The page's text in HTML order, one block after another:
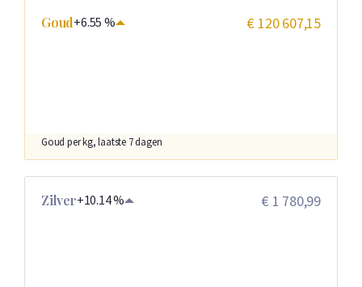
Goud+6.55 % € 120 607,15
Goud per kg, laatste 7 dagen
Zilver+10.14 % € 1 780,99